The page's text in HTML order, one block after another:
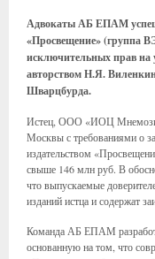
Адвокаты АБ ЕПАМ
«Просвещение» (группа
исключительных прав на
авторством Н.Я.
Шварцбурда.
Истец, ООО «ИОЦ
Москвы с требованиями о
издательством
свыше 146 млн руб. В
что выпускаемые
изданий истца и содержат
Команда АБ ЕПАМ
основанную на том, что